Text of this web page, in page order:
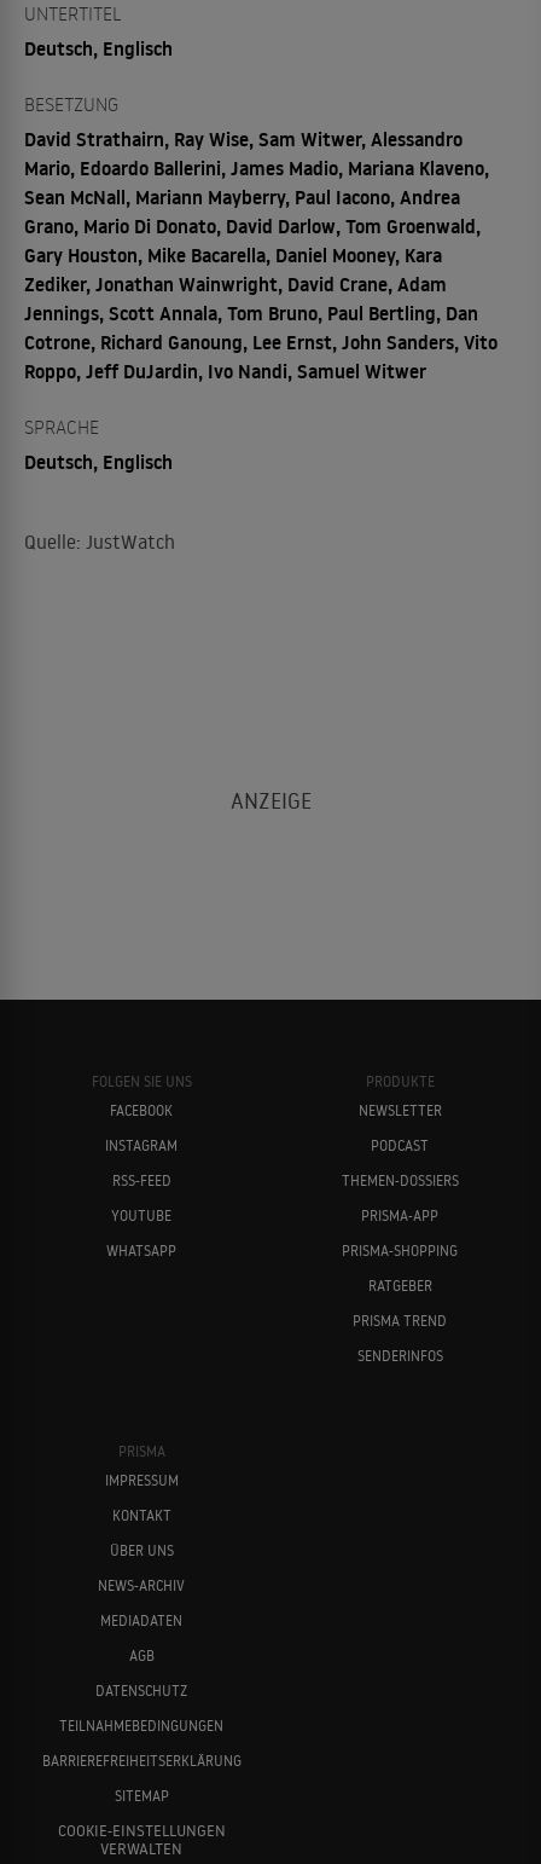
UNTERTITEL
Deutsch, Englisch
BESETZUNG
David Strathairn, Ray Wise, Sam Witwer, Alessandro
Mario, Edoardo Ballerini, James Madio, Mariana Klaveno,
Sean McNall, Mariann Mayberry, Paul Iacono, Andrea
Grano, Mario Di Donato, David Darlow, Tom Groenwald,
Gary Houston, Mike Bacarella, Daniel Mooney, Kara
Zediker, Jonathan Wainwright, David Crane, Adam
Jennings, Scott Annala, Tom Bruno, Paul Bertling, Dan
Cotrone, Richard Ganoung, Lee Ernst, John Sanders, Vito
Roppo, Jeff DuJardin, Ivo Nandi, Samuel Witwer
SPRACHE
Deutsch, Englisch
Quelle: JustWatch
FOLGEN SIE UNS
FACEBOOK
INSTAGRAM
RSS-FEED
YOUTUBE
WHATSAPP
PRODUKTE
NEWSLETTER
PODCAST
THEMEN-DOSSIERS
PRISMA-APP
PRISMA-SHOPPING
RATGEBER
PRISMA TREND
SENDERINFOS
PRISMA
IMPRESSUM
KONTAKT
ÜBER UNS
NEWS-ARCHIV
MEDIADATEN
AGB
DATENSCHUTZ
TEILNAHMEBEDINGUNGEN
BARRIEREFREIHEITSERKLÄRUNG
SITEMAP
COOKIE-EINSTELLUNGEN
VERWALTEN